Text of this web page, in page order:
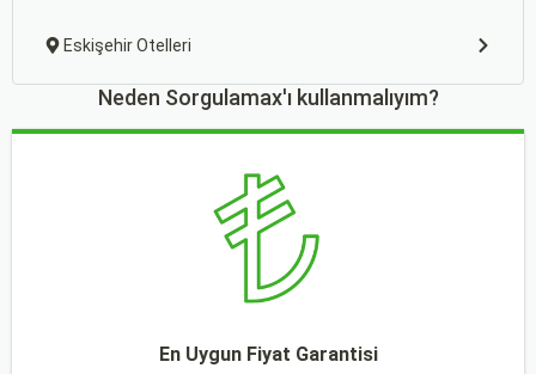
Eskişehir Otelleri
Neden Sorgulamax'ı kullanmalıyım?
En Uygun Fiyat Garantisi